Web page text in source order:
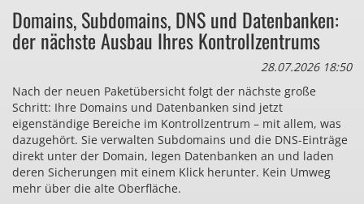
Domains, Subdomains, DNS und Datenbanken:
der nächste Ausbau Ihres Kontrollzentrums
28.07.2026 18:50
Nach der neuen Paketübersicht folgt der nächste große
Schritt: Ihre Domains und Datenbanken sind jetzt
eigenständige Bereiche im Kontrollzentrum – mit allem, was
dazugehört. Sie verwalten Subdomains und die DNS-Einträge
direkt unter der Domain, legen Datenbanken an und laden
deren Sicherungen mit einem Klick herunter. Kein Umweg
mehr über die alte Oberfläche.